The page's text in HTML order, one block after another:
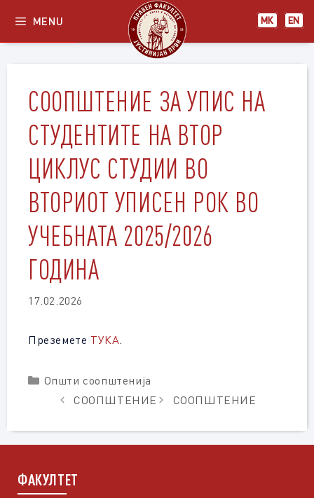
content
МК EN
MENU
СООПШТЕНИЕ ЗА УПИС НА
СТУДЕНТИТЕ НА ВТОР
ЦИКЛУС СТУДИИ ВО
ВТОРИОТ УПИСЕН РОК ВО
УЧЕБНАТА 2025/2026
ГОДИНА
17.02.2026
Преземете ТУКА.
Categories
Општи соопштенија
СООПШТЕНИЕ
СООПШТЕНИЕ
ФАКУЛТЕТ